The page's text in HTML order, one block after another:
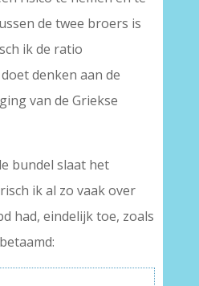
de twee broers is
ik de ratio
denken aan de
van de Griekse
bundel slaat het
ik al zo vaak over
had, eindelijk toe, zoals